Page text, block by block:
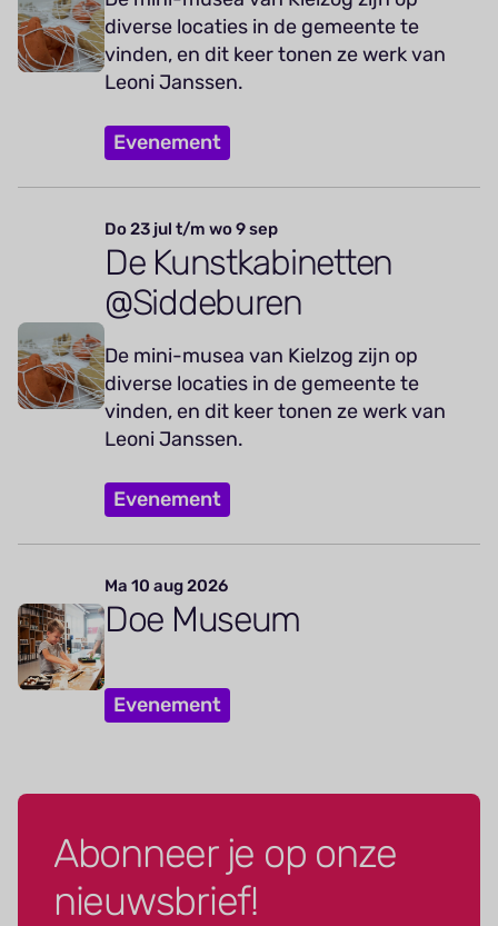
diverse locaties in de gemeente te
vinden, en dit keer tonen ze werk van
Leoni Janssen.
Evenement
Do 23 jul t/m wo 9 sep
De Kunstkabinetten
@Siddeburen
De mini-musea van Kielzog zijn op
diverse locaties in de gemeente te
vinden, en dit keer tonen ze werk van
Leoni Janssen.
Evenement
Ma 10 aug 2026
Doe Museum
Evenement
Abonneer je op onze
nieuwsbrief!